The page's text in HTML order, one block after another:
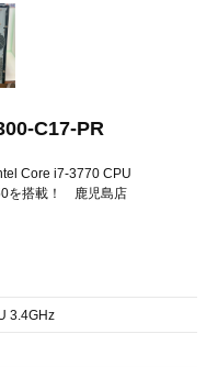
C17-PR
Core i7-3770 CPU
を搭載！ 鹿児島店
3.4GHz